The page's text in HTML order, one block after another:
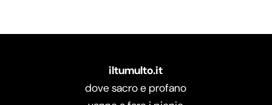
iltumulto.it
dove sacro e profano